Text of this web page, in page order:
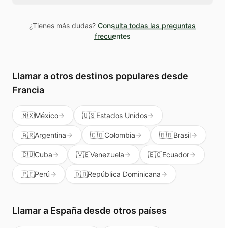
mientras tengas la cuenta activa. Puedes
usarlos cuando los necesites sin presión.
¿Tienes más dudas? Consulta todas las preguntas
frecuentes
Llamar a otros destinos populares desde
Francia
🇲🇽México 🇺🇸Estados Unidos
🇦🇷Argentina 🇨🇴Colombia 🇧🇷Brasil
🇨🇺Cuba 🇻🇪Venezuela 🇪🇨Ecuador
🇵🇪Perú 🇩🇴República Dominicana
Llamar a Españadesde otros países